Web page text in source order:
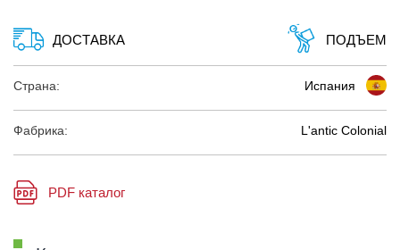
ДОСТАВКА ПОДЪЕМ
Страна: Испания
Фабрика: L'antic Colonial
PDF каталог